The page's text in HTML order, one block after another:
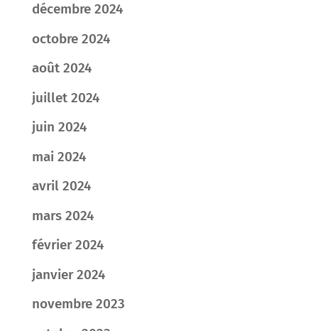
décembre 2024
octobre 2024
août 2024
juillet 2024
juin 2024
mai 2024
avril 2024
mars 2024
février 2024
janvier 2024
novembre 2023